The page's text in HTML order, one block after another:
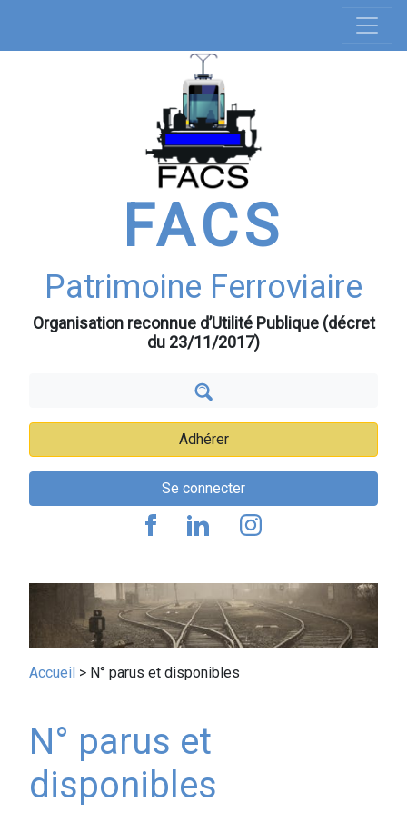
contenu
FACS
Patrimoine Ferroviaire
Organisation reconnue d’Utilité Publique (décret
du 23/11/2017)
Adhérer
Se connecter
principale
Fil
Accueil N° parus et disponibles
N° parus et
disponibles